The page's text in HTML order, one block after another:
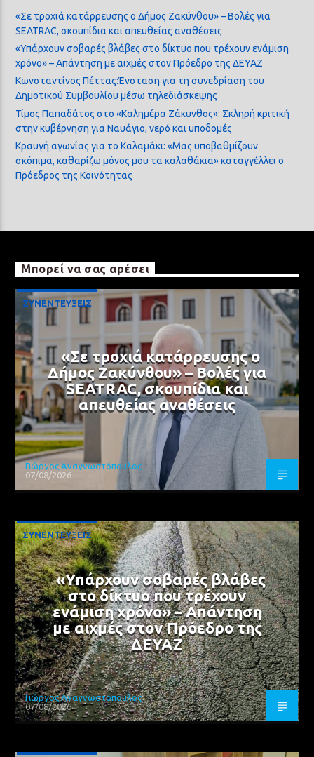
«Σε τροχιά κατάρρευσης ο Δήμος Ζακύνθου» – Βολές για
SEATRAC, σκουπίδια και απευθείας αναθέσεις
«Υπάρχουν σοβαρές βλάβες στο δίκτυο που τρέχουν ενάμιση
χρόνο» – Απάντηση με αιχμές στον Πρόεδρο της ΔΕΥΑΖ
Κωνσταντίνος Πέττας:Ένσταση για τη συνεδρίαση του
Δημοτικού Συμβουλίου μέσω τηλεδιάσκεψης
Τίμος Παπαδάτος στο «Καλημέρα Ζάκυνθος»: Σκληρή κριτική
στην κυβέρνηση για Ναυάγιο, νερό και υποδομές
Κραυγή αγωνίας για το Καλαμάκι: «Μας υποβαθμίζουν
σκόπιμα, καθαρίζω μόνος μου τα καλαθάκια» καταγγέλλει ο
Πρόεδρος της Κοινότητας
Μπορεί να σας αρέσει
ΣΥΝΕΝΤΕΥΞΕΙΣ
«Σε τροχιά κατάρρευσης ο
Δήμος Ζακύνθου» – Βολές για
SEATRAC, σκουπίδια και
απευθείας αναθέσεις
Γιώργος Αναγνωστόπουλος
07/08/2026
ΣΥΝΕΝΤΕΥΞΕΙΣ
«Υπάρχουν σοβαρές βλάβες
στο δίκτυο που τρέχουν
ενάμιση χρόνο» – Απάντηση
με αιχμές στον Πρόεδρο της
ΔΕΥΑΖ
Γιώργος Αναγνωστόπουλος
07/08/2026